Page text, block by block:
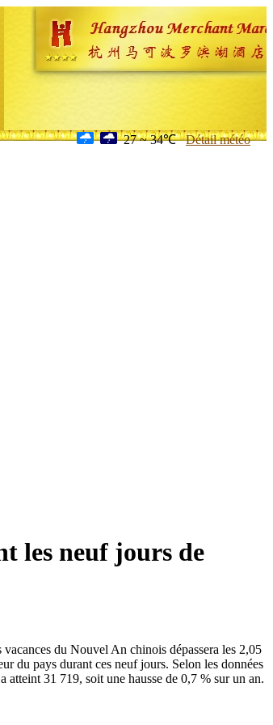
27 ~ 34℃ Détail météo
les neuf jours de
du Nouvel An chinois dépassera les 2,05
du pays durant ces neuf jours. Selon les données
31 719, soit une hausse de 0,7 % sur un an.